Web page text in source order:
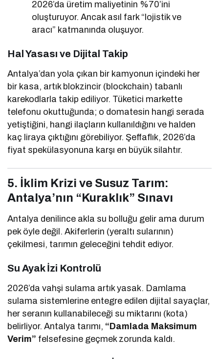
2026’da üretim maliyetinin %70’ini
oluşturuyor. Ancak asıl fark “lojistik ve
aracı” katmanında oluşuyor.
Hal Yasası ve Dijital Takip
Antalya’dan yola çıkan bir kamyonun içindeki her
bir kasa, artık blokzincir (blockchain) tabanlı
karekodlarla takip ediliyor. Tüketici markette
telefonu okuttuğunda; o domatesin hangi serada
yetiştiğini, hangi ilaçların kullanıldığını ve halden
kaç liraya çıktığını görebiliyor. Şeffaflık, 2026’da
fiyat spekülasyonuna karşı en büyük silahtır.
5. İklim Krizi ve Susuz Tarım:
Antalya’nın “Kuraklık” Sınavı
Antalya denilince akla su bolluğu gelir ama durum
pek öyle değil. Akiferlerin (yeraltı sularının)
çekilmesi, tarımın geleceğini tehdit ediyor.
Su Ayak İzi Kontrolü
2026’da vahşi sulama artık yasak. Damlama
sulama sistemlerine entegre edilen dijital sayaçlar,
her seranın kullanabileceği su miktarını (kota)
belirliyor. Antalya tarımı, “Damlada Maksimum
Verim” felsefesine geçmek zorunda kaldı.